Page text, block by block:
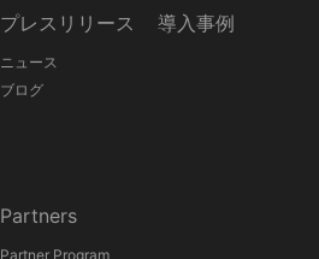
プレスリリース
ニュース
ブログ
導入事例
Partners
Partner Program